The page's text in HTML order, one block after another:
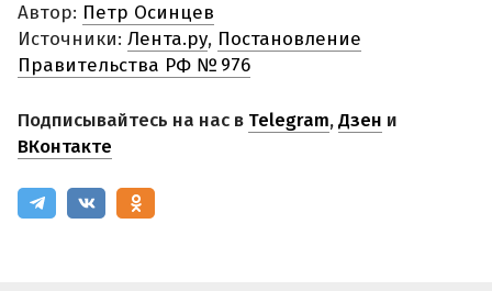
Автор: Петр Осинцев
Источники: Лента.ру, Постановление
Правительства РФ № 976
Подписывайтесь на нас в Telegram,Дзен и
ВКонтакте